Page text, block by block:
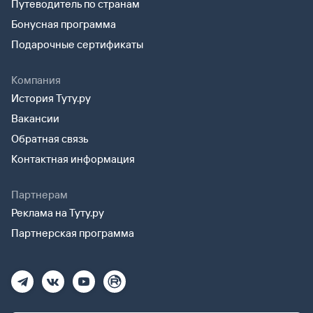
Путеводитель по странам
Бонусная программа
Подарочные сертификаты
Компания
История Туту.ру
Вакансии
Обратная связь
Контактная информация
Партнерам
Реклама на Туту.ру
Партнерская программа